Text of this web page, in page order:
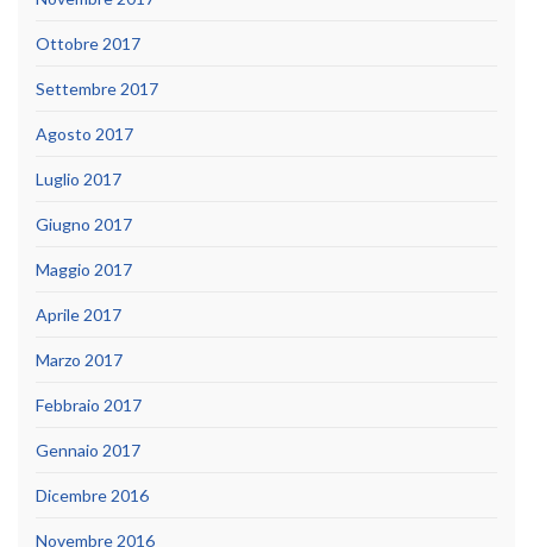
Ottobre 2017
Settembre 2017
Agosto 2017
Luglio 2017
Giugno 2017
Maggio 2017
Aprile 2017
Marzo 2017
Febbraio 2017
Gennaio 2017
Dicembre 2016
Novembre 2016